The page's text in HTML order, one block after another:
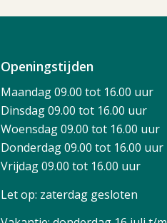
Openingstijden
Maandag 09.00 tot 16.00 uur
Dinsdag 09.00 tot 16.00 uur
Woensdag 09.00 tot 16.00 uur
Donderdag 09.00 tot 16.00 uur
Vrijdag 09.00 tot 16.00 uur
Let op: zaterdag gesloten